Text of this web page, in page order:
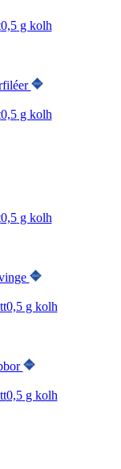
0,5g kolh
0,5g kolh
0,5g kolh
0,5g kolh
0,5g kolh